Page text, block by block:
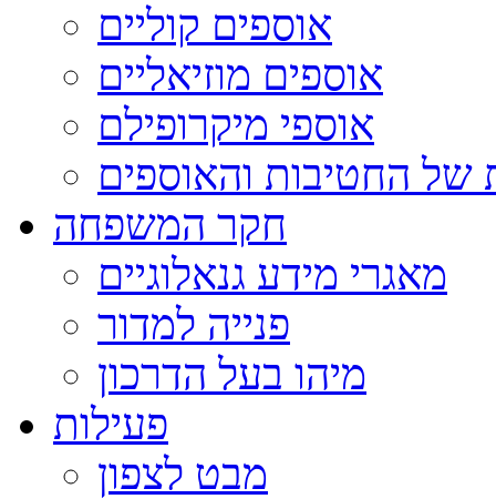
אוספים קוליים
אוספים מוזיאליים
אוספי מיקרופילם
של החטיבות והאוספים
חקר המשפחה
מאגרי מידע גנאלוגיים
פנייה למדור
מיהו בעל הדרכון
פעילות
מבט לצפון